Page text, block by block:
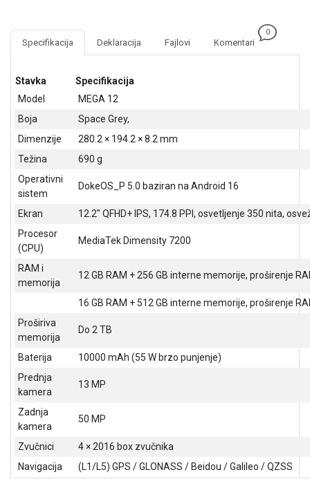
OPREMA
KABLOVI I
KANCELARIJSKI
MATERIJAL
SVE
ZA
ŠKOLSKI
PRIBOR
BICIKLE
ALAT I
BAŠTA
KRIPTO
IGRAČKE
Specifikacija Deklaracija Fajlovi Komentari
0
Stavka
Specifikacija
Model
MEGA 12
Boja
Space Grey,
Dimenzije
280.2 × 194.2 × 8.2 mm
Težina
690 g
Operativni
sistem
DokeOS_P 5.0 baziran na Android 16
Ekran
12.2" QFHD+ IPS, 174.8 PPI, osvetljenje 350 nita,
Procesor
(CPU)
MediaTek Dimensity 7200
RAM i
memorija
12 GB RAM + 256 GB interne memorije, proširenje
16 GB RAM + 512 GB interne memorije, proširenje
Proširiva
memorija
Do 2 TB
Baterija
10000 mAh (55 W brzo punjenje)
Prednja
kamera
13 MP
Zadnja
kamera
50 MP
Zvučnici
4 × 2016 box zvučnika
Navigacija
(L1/L5) GPS / GLONASS / Beidou / Galileo / QZSS